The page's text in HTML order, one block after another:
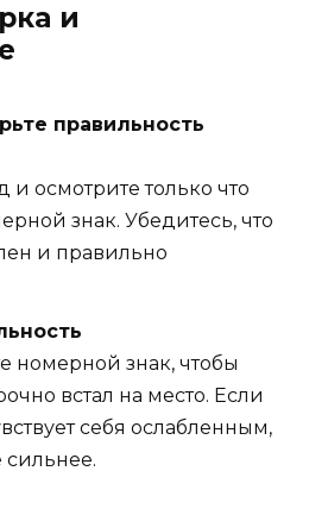
и
правильность
и осмотрите только что
знак. Убедитесь, что
и правильно
номерной знак, чтобы
встал на место. Если
себя ослабленным,
сильнее.